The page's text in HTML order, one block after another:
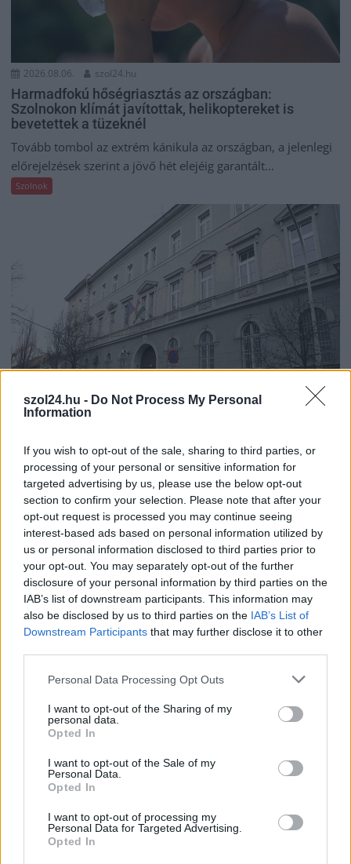
szol24.hu - Do Not Process My Personal
Information
If you wish to opt-out of the sale, sharing to third parties, or
processing of your personal or sensitive information for
targeted advertising by us, please use the below opt-out
section to confirm your selection. Please note that after your
opt-out request is processed you may continue seeing
interest-based ads based on personal information utilized by
us or personal information disclosed to third parties prior to
your opt-out. You may separately opt-out of the further
disclosure of your personal information by third parties on the
IAB’s list of downstream participants. This information may
also be disclosed by us to third parties on the IAB’s List of
Downstream Participants that may further disclose it to other
Please note that this website/app uses one or more Google
not limited to your visit or usage behaviour. You may click to
grant or deny consent to Google and its third-party tags to
use your data for below specified purposes in below Google
consent section.
Personal Data Processing Opt Outs
I want to opt-out of the Sharing of my
personal data.
Opted In
I want to opt-out of the Sale of my
Personal Data.
Opted In
I want to opt-out of processing my
Personal Data for Targeted Advertising.
Opted In
2026.08.06. szol24.hu
Harmadfokú hőségriasztás az országban:
Szolnokon klímát javítottak, helikoptereket is
bevetettek a tüzeknél
Tovább tombol az extrém kánikula az országban, a jelenlegi
előrejelzések szerint a jövő hét elejéig garantált...
Szolnok
A zárkában rosszul lett, elájult – ilyen
körülményekről számoltak be a szolnoki börtönből
Az ország több büntetés-végrehajtási intézetéből is hasonló
panaszok érkeztek a napokban, miután energiatakarékossági
intézkedéseket vezettek be...
Szolnok
A polgármester a szolnoki cégekhez fordult: több
száz elbocsátott dolgozón segítene